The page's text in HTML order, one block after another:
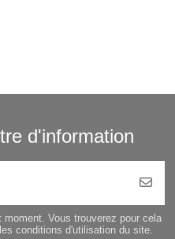
d'information
Vous trouverez pour cela
conditions d'utilisation du site.